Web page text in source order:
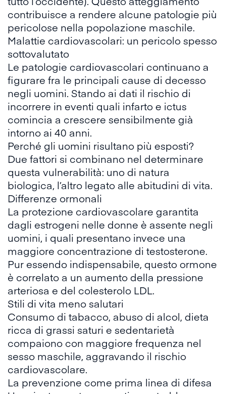
contribuisce a rendere alcune patologie più
pericolose nella popolazione maschile.
Malattie cardiovascolari: un pericolo spesso
sottovalutato
Le patologie cardiovascolari continuano a
figurare fra le principali cause di decesso
negli uomini. Stando ai dati il rischio di
incorrere in eventi quali infarto e ictus
comincia a crescere sensibilmente già
intorno ai 40 anni.
Perché gli uomini risultano più esposti?
Due fattori si combinano nel determinare
questa vulnerabilità: uno di natura
biologica, l’altro legato alle abitudini di vita.
Differenze ormonali
La protezione cardiovascolare garantita
dagli estrogeni nelle donne è assente negli
uomini, i quali presentano invece una
maggiore concentrazione di testosterone.
Pur essendo indispensabile, questo ormone
è correlato a un aumento della pressione
arteriosa e del colesterolo LDL.
Stili di vita meno salutari
Consumo di tabacco, abuso di alcol, dieta
ricca di grassi saturi e sedentarietà
compaiono con maggiore frequenza nel
sesso maschile, aggravando il rischio
cardiovascolare.
La prevenzione come prima linea di difesa